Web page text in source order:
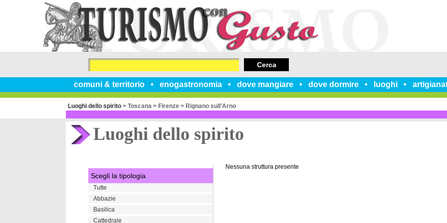
comuni & territorio enogastronomia dove mangiare dove dormire luoghi
Cerca
Luoghi dello spirito > Toscana > Firenze > Rignano sull'Arno
Luoghi dello spirito
Nessuna struttura presente
Scegli la tipologia
Tutte
Abbazie
Basilica
Cattedrale